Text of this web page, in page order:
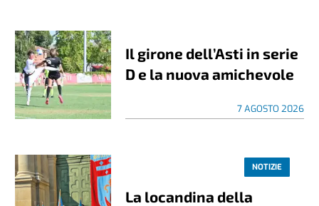
Il girone dell’Asti in serie
D e la nuova amichevole
7 AGOSTO 2026
NOTIZIE
La locandina della